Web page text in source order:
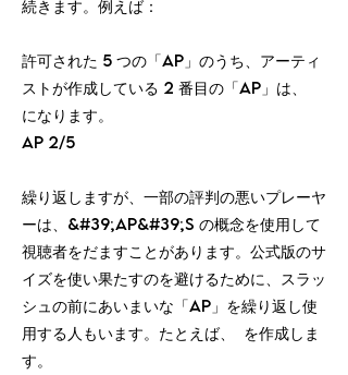
続きます。例えば：
許可された 5 つの「ap」のうち、アーティ
ストが作成している 2 番目の「ap」は、
になります。
ap 2/5
繰り返しますが、一部の評判の悪いプレーヤ
ーは、&#39;ap&#39;s の概念を使用して
視聴者をだますことがあります。公式版のサ
イズを使い果たすのを避けるために、スラッ
シュの前にあいまいな「ap」を繰り返し使
用する人もいます。たとえば、 を作成しま
す。